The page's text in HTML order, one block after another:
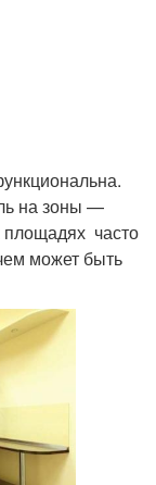
на зоны —
площадях часто
может быть